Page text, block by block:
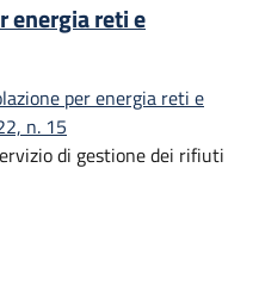
energia reti e
per energia reti e
n. 15
di gestione dei rifiuti